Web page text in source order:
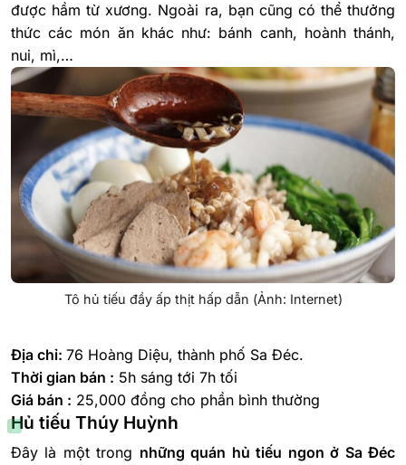
được hầm từ xương. Ngoài ra, bạn cũng có thể thưởng
thức các món ăn khác như: bánh canh, hoành thánh,
nui, mì,…
Tô hủ tiếu đầy ấp thịt hấp dẫn (Ảnh: Internet)
Địa chỉ: 76 Hoàng Diệu, thành phố Sa Đéc.
Thời gian bán : 5h sáng tới 7h tối
Giá bán : 25,000 đồng cho phần bình thường
Hủ tiếu Thúy Huỳnh
Đây là một trong những quán hủ tiếu ngon ở Sa Đéc